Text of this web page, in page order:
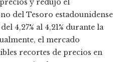
y redujo el
del Tesoro estadounidense
4,27% al 4,21% durante la
el mercado
recortes de precios en